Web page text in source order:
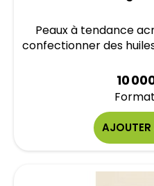
Peaux à tendance
confectionner des
10
AJOUTER